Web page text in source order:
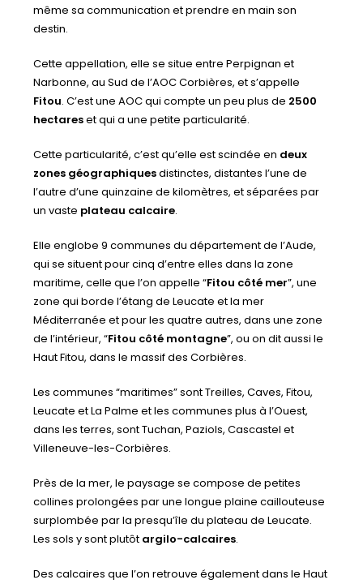
même sa communication et prendre en main son
destin.
Cette appellation, elle se situe entre Perpignan et
Narbonne, au Sud de l’AOC Corbières, et s’appelle
Fitou. C’est une AOC qui compte un peu plus de 2500
hectareset qui a une petite particularité.
Cette particularité, c’est qu’elle est scindée en deux
zones géographiquesdistinctes, distantes l’une de
l’autre d’une quinzaine de kilomètres, et séparées par
un vaste plateau calcaire.
Elle englobe 9 communes du département de l’Aude,
qui se situent pour cinq d’entre elles dans la zone
maritime, celle que l’on appelle “Fitou côté mer”, une
zone qui borde l’étang de Leucate et la mer
Méditerranée et pour les quatre autres, dans une zone
de l’intérieur, “Fitou côté montagne”, ou on dit aussi le
Haut Fitou, dans le massif des Corbières.
Les communes “maritimes” sont Treilles, Caves, Fitou,
Leucate et La Palme et les communes plus à l’Ouest,
dans les terres, sont Tuchan, Paziols, Cascastel et
Villeneuve-les-Corbières.
Près de la mer, le paysage se compose de petites
collines prolongées par une longue plaine caillouteuse
surplombée par la presqu’île du plateau de Leucate.
Les sols y sont plutôt argilo-calcaires.
Des calcaires que l’on retrouve également dans le Haut